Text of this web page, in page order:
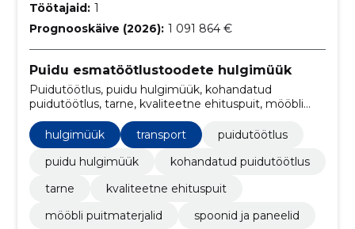
Töötajaid: 1
Prognooskäive (2026): 1 091 864 €
Puidu esmatöötlustoodete hulgimüük
Puidutöötlus, puidu hulgimüük, kohandatud
puidutöötlus, tarne, kvaliteetne ehituspuit, mööbli
puitmaterjalid, spoonid ja paneelid, Puitkiudplaadid,
puidust liistud ja profiilid, tootmine
hulgimüük transport
puidutöötlus
puidu hulgimüük
kohandatud puidutöötlus
tarne
kvaliteetne ehituspuit
mööbli puitmaterjalid
spoonid ja paneelid